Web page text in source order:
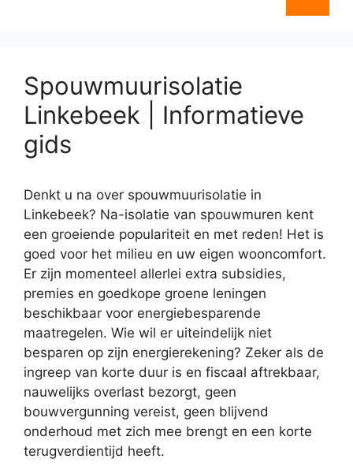
Spouwmuurisolatie
Linkebeek | Informatieve
gids
Denkt u na over spouwmuurisolatie in
Linkebeek? Na-isolatie van spouwmuren kent
een groeiende populariteit en met reden! Het is
goed voor het milieu en uw eigen wooncomfort.
Er zijn momenteel allerlei extra subsidies,
premies en goedkope groene leningen
beschikbaar voor energiebesparende
maatregelen. Wie wil er uiteindelijk niet
besparen op zijn energierekening? Zeker als de
ingreep van korte duur is en fiscaal aftrekbaar,
nauwelijks overlast bezorgt, geen
bouwvergunning vereist, geen blijvend
onderhoud met zich mee brengt en een korte
terugverdientijd heeft.